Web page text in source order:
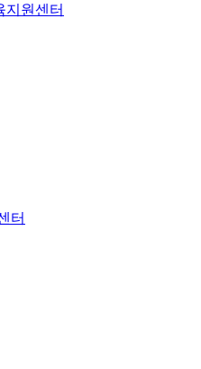
지원센터
터